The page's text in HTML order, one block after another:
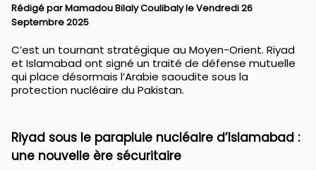
Rédigé parMamadou Bilaly Coulibalyle Vendredi 26
Septembre 2025
C’est un tournant stratégique au Moyen-Orient. Riyad
et Islamabad ont signé un traité de défense mutuelle
qui place désormais l’Arabie saoudite sous la
protection nucléaire du Pakistan.
Riyad sous le parapluie nucléaire d’Islamabad :
une nouvelle ère sécuritaire